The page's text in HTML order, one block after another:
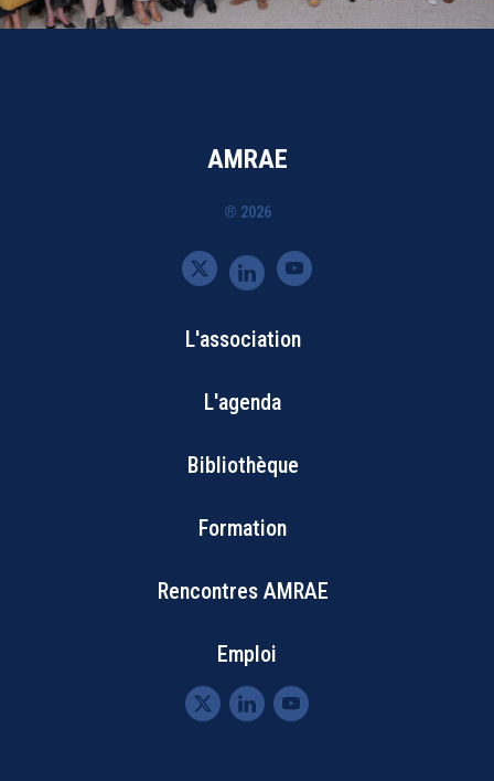
AMRAE
® 2026
Bottom
Footer
Menu
L'association
L'agenda
Bibliothèque
Formation
Rencontres AMRAE
Emploi